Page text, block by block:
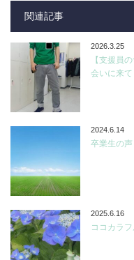
関連記事
2026.3.25
【支援員
会いに来
2024.6.14
卒業生の声
2025.6.16
ココカラ